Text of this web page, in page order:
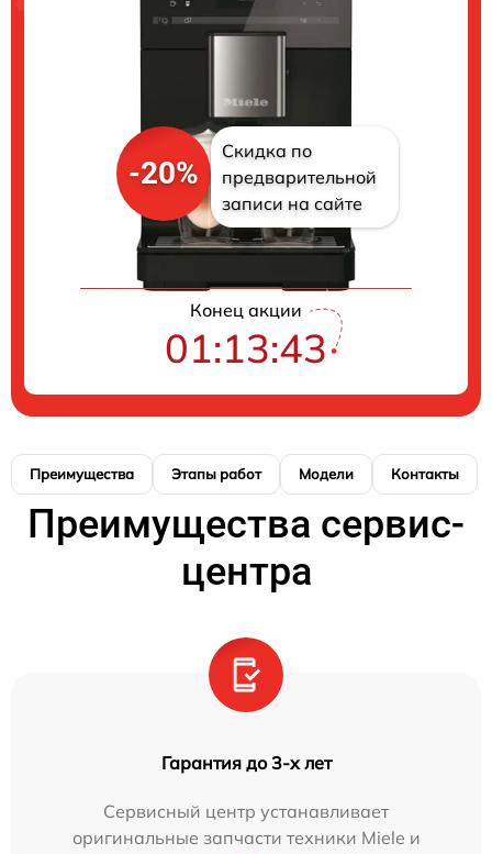
-20%
Скидка по
предварительной
записи на сайте
Конец акции
01:13:43
Преимущества Этапы работ Модели Контакты
Преимущества сервис-
центра
Гарантия до 3-х лет
Сервисный центр устанавливает
оригинальные запчасти техники Miele и